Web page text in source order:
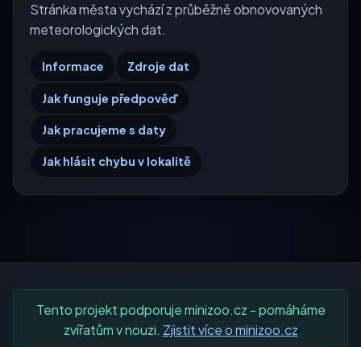
Stránka města vychází z průběžně obnovovaných
meteorologických dat.
Informace Zdroje dat
Jak funguje předpověď
Jak pracujeme s daty
Jak hlásit chybu v lokalitě
Tento projekt podporuje minizoo.cz - pomáháme
zvířatům v nouzi. Zjistit více o minizoo.cz